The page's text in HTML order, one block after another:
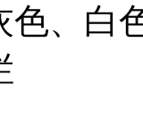
色、白